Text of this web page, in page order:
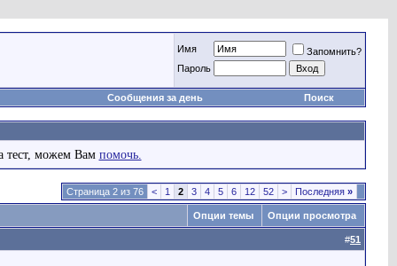
Имя
Запомнить?
Пароль
Сообщения за день Поиск
тест, можем Вам помочь.
Страница 2 из 76 < 1 2 3 4 5 6 12 52 > Последняя »
Опции темы Опции просмотра
#51